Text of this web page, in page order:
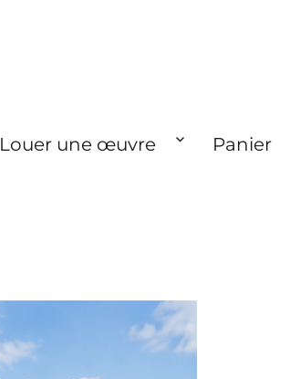
Louer une œuvre Panier